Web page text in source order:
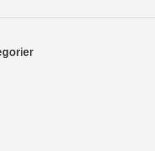
er omtrent 2 timer.
robust sluttresultat uten
sin Ram 1500